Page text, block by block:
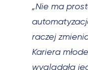
„Nie ma
raczej
Kariera
wyglądała